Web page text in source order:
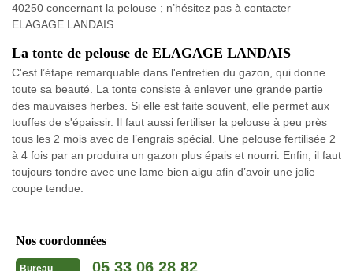
40250 concernant la pelouse ; n’hésitez pas à contacter
ELAGAGE LANDAIS.
La tonte de pelouse de ELAGAGE LANDAIS
C'est l’étape remarquable dans l'entretien du gazon, qui donne
toute sa beauté. La tonte consiste à enlever une grande partie
des mauvaises herbes. Si elle est faite souvent, elle permet aux
touffes de s'épaissir. Il faut aussi fertiliser la pelouse à peu près
tous les 2 mois avec de l’engrais spécial. Une pelouse fertilisée 2
à 4 fois par an produira un gazon plus épais et nourri. Enfin, il faut
toujours tondre avec une lame bien aigu afin d’avoir une jolie
coupe tendue.
Nos coordonnées
Bureau 05 33 06 28 82